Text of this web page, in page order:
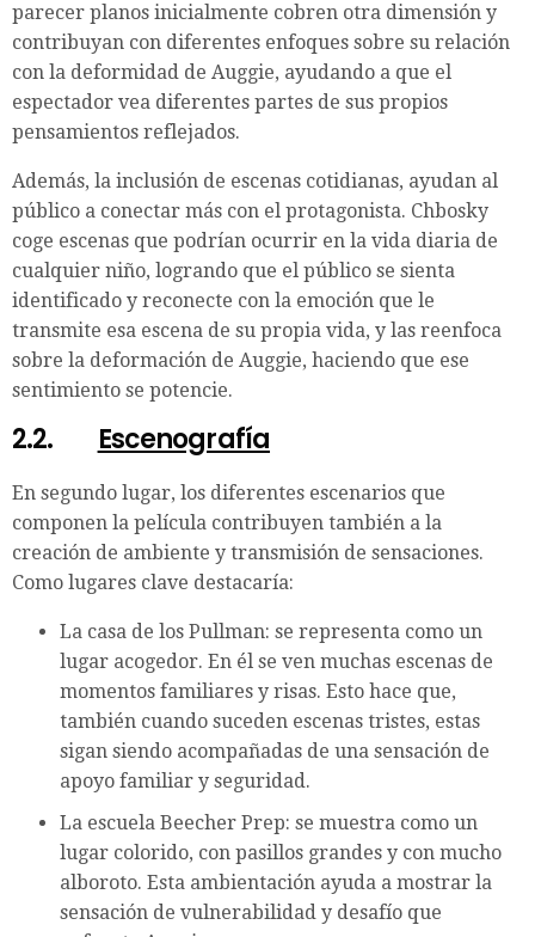
parecer planos inicialmente cobren otra dimensión y
contribuyan con diferentes enfoques sobre su relación
con la deformidad de Auggie, ayudando a que el
espectador vea diferentes partes de sus propios
pensamientos reflejados.
Además, la inclusión de escenas cotidianas, ayudan al
público a conectar más con el protagonista. Chbosky
coge escenas que podrían ocurrir en la vida diaria de
cualquier niño, logrando que el público se sienta
identificado y reconecte con la emoción que le
transmite esa escena de su propia vida, y las reenfoca
sobre la deformación de Auggie, haciendo que ese
sentimiento se potencie.
2.2. Escenografía
En segundo lugar, los diferentes escenarios que
componen la película contribuyen también a la
creación de ambiente y transmisión de sensaciones.
Como lugares clave destacaría:
La casa de los Pullman: se representa como un
lugar acogedor. En él se ven muchas escenas de
momentos familiares y risas. Esto hace que,
también cuando suceden escenas tristes, estas
sigan siendo acompañadas de una sensación de
apoyo familiar y seguridad.
La escuela Beecher Prep: se muestra como un
lugar colorido, con pasillos grandes y con mucho
alboroto. Esta ambientación ayuda a mostrar la
sensación de vulnerabilidad y desafío que